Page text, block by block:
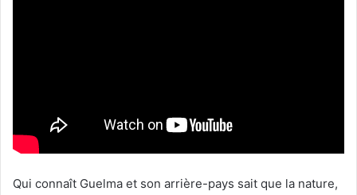
Qui connaît Guelma et son arrière-pays sait que la nature,